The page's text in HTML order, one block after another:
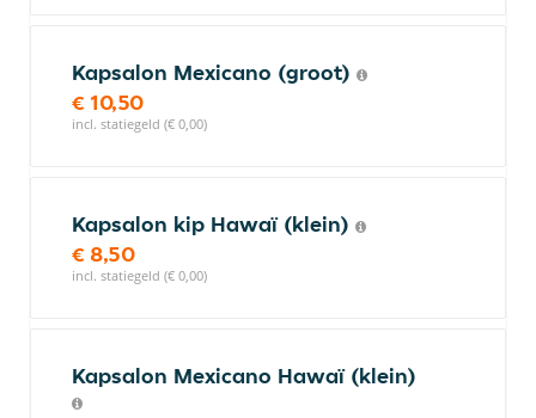
Kapsalon Mexicano (groot)
€ 10,50
incl. statiegeld (€ 0,00)
Kapsalon kip Hawaï (klein)
€ 8,50
incl. statiegeld (€ 0,00)
Kapsalon Mexicano Hawaï (klein)